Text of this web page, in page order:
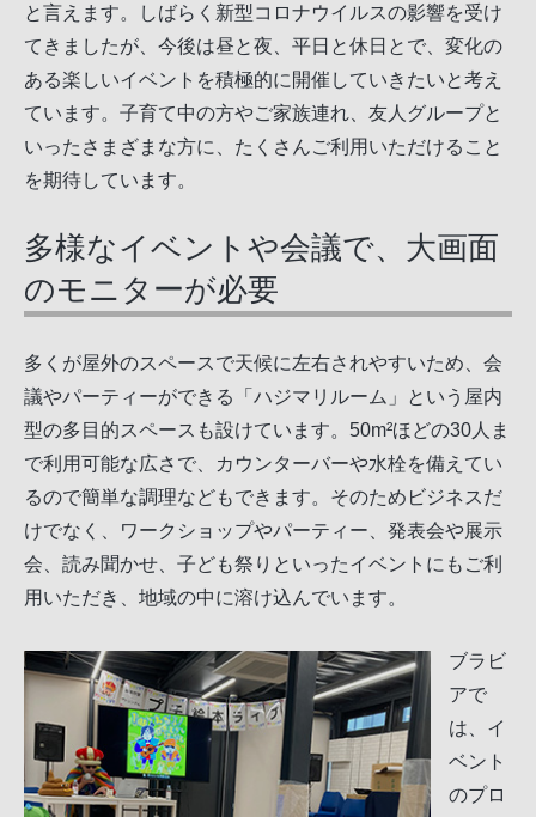
と言えます。しばらく新型コロナウイルスの影響を受け
てきましたが、今後は昼と夜、平日と休日とで、変化の
ある楽しいイベントを積極的に開催していきたいと考え
ています。子育て中の方やご家族連れ、友人グループと
いったさまざまな方に、たくさんご利用いただけること
を期待しています。
多様なイベントや会議で、大画面
のモニターが必要
多くが屋外のスペースで天候に左右されやすいため、会
議やパーティーができる「ハジマリルーム」という屋内
型の多目的スペースも設けています。50m²ほどの30人ま
で利用可能な広さで、カウンターバーや水栓を備えてい
るので簡単な調理などもできます。そのためビジネスだ
けでなく、ワークショップやパーティー、発表会や展示
会、読み聞かせ、子ども祭りといったイベントにもご利
用いただき、地域の中に溶け込んでいます。
ブラビ
アで
は、イ
ベント
のプロ